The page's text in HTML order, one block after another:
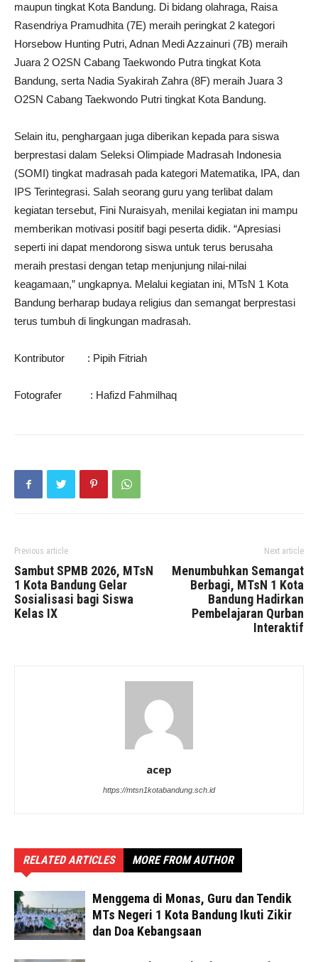
maupun tingkat Kota Bandung. Di bidang olahraga, Raisa
Rasendriya Pramudhita (7E) meraih peringkat 2 kategori
Horsebow Hunting Putri, Adnan Medi Azzainuri (7B) meraih
Juara 2 O2SN Cabang Taekwondo Putra tingkat Kota
Bandung, serta Nadia Syakirah Zahra (8F) meraih Juara 3
O2SN Cabang Taekwondo Putri tingkat Kota Bandung.
Selain itu, penghargaan juga diberikan kepada para siswa
berprestasi dalam Seleksi Olimpiade Madrasah Indonesia
(SOMI) tingkat madrasah pada kategori Matematika, IPA, dan
IPS Terintegrasi. Salah seorang guru yang terlibat dalam
kegiatan tersebut, Fini Nuraisyah, menilai kegiatan ini mampu
memberikan motivasi positif bagi peserta didik. “Apresiasi
seperti ini dapat mendorong siswa untuk terus berusaha
meraih prestasi dengan tetap menjunjung nilai-nilai
keagamaan,” ungkapnya. Melalui kegiatan ini, MTsN 1 Kota
Bandung berharap budaya religius dan semangat berprestasi
terus tumbuh di lingkungan madrasah.
Kontributor : Pipih Fitriah
Fotografer : Hafizd Fahmilhaq
Previous article
Sambut SPMB 2026, MTsN
1 Kota Bandung Gelar
Sosialisasi bagi Siswa
Kelas IX
Next article
Menumbuhkan Semangat
Berbagi, MTsN 1 Kota
Bandung Hadirkan
Pembelajaran Qurban
Interaktif
acep
https://mtsn1kotabandung.sch.id
RELATED ARTICLES MORE FROM AUTHOR
Menggema di Monas, Guru dan Tendik
MTs Negeri 1 Kota Bandung Ikuti Zikir
dan Doa Kebangsaan